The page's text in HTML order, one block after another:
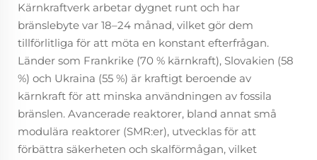
Kärnkraftverk arbetar dygnet runt och har
bränslebyte var 18–24 månad, vilket gör dem
tillförlitliga för att möta en konstant efterfrågan.
Länder som Frankrike (70 % kärnkraft), Slovakien (58
%) och Ukraina (55 %) är kraftigt beroende av
kärnkraft för att minska användningen av fossila
bränslen. Avancerade reaktorer, bland annat små
modulära reaktorer (SMR:er), utvecklas för att
förbättra säkerheten och skalförmågan, vilket